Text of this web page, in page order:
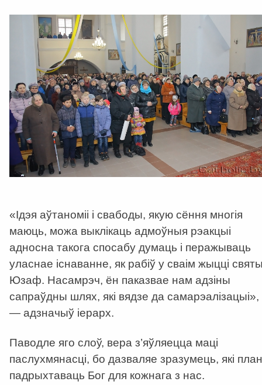
«Ідэя аўтаноміі і свабоды, якую сёння многія
маюць, можа выклікаць адмоўныя рэакцыі
адносна такога спосабу думаць і перажываць
уласнае існаванне, як рабіў у сваім жыцці
Юзаф. Насамрэч, ён паказвае нам адзіны
сапраўдны шлях, які вядзе да самарэалізацыі»,
— адзначыў іерарх.
Паводле яго слоў, вера з’яўляецца маці
паслухмянасці, бо дазваляе зразумець, які план
падрыхтаваць Бог для кожнага з нас.